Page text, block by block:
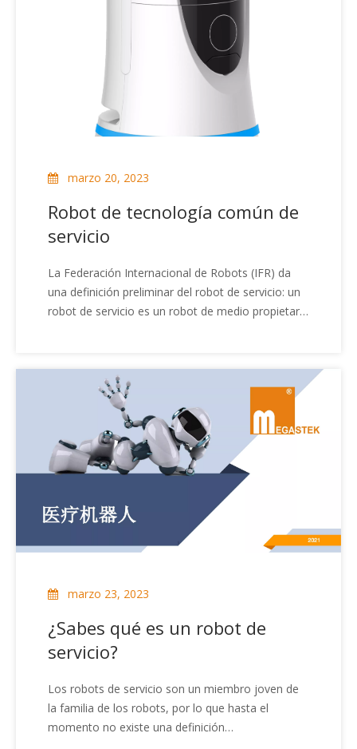
ingresar gradualmente al mercado nacional en
2014, y los robots en ese momento son los
principales consumidores, los principales
productos se basan principalmente en robots de
barrido, robots de trapeador y robots de
ventanas.Con el envejecimiento de la población de
mi país, los robots de servicio comenzaron a ser
marzo 20, 2023
Robot de tecnología común de
servicio
La Federación Internacional de Robots (IFR) da
una definición preliminar del robot de servicio: un
robot de servicio es un robot de medio propietario
equipo de producción.Entonces, ¿entiende las
tecnologías comunes del robot de servicio?
marzo 23, 2023
¿Sabes qué es un robot de
servicio?
Los robots de servicio son un miembro joven de
la familia de los robots, por lo que hasta el
momento no existe una definición